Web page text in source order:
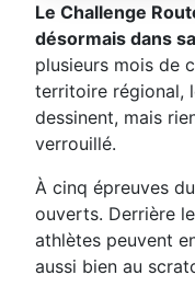
CHALLENGE
Le
À cinq épreuves
dans leur phase
Le Challenge
désormais dans
plusieurs mois de
territoire régional,
dessinent, mais
verrouillé.
À cinq épreuves
ouverts. Derrière
athlètes peuvent
aussi bien au